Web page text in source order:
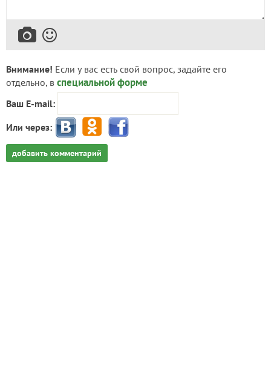
Внимание! Если у вас есть свой вопрос, задайте его
отдельно, в специальной форме
Ваш E-mail:
Или через:
добавить комментарий